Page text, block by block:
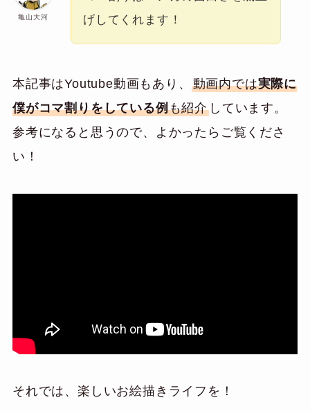
亀山大河
げしてくれます！
本記事はYoutube動画もあり、 動画内では実際に
僕がコマ割りをしている例も紹介 しています。
参考になると思うので、よかったらご覧くださ
い！
それでは、楽しいお絵描きライフを！